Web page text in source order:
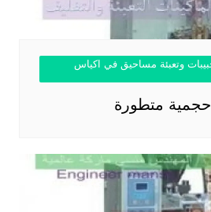
وتعبئة مساحيق في اكياس
حجمية متطورة